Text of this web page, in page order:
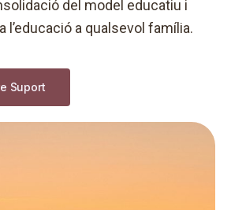
del model educatiu i
l’educació a qualsevol família.
Suport